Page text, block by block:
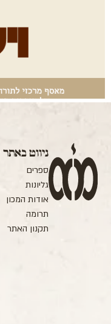
ניווט באתר
ספרים
גליונות
אודות המכון
תרומה
תקנון האתר